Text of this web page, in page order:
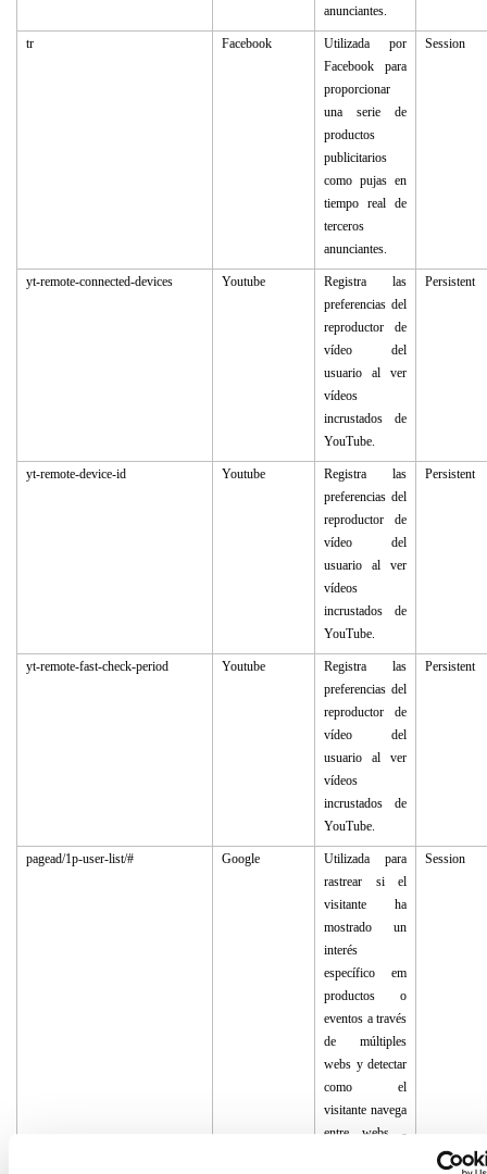
anunciantes.
tr Facebook
Utilizada por
Facebook para
proporcionar
una serie de
productos
publicitarios
como pujas en
tiempo real de
terceros
anunciantes.
Session
yt-remote-connected-devices Youtube
Registra las
preferencias del
reproductor de
vídeo del
usuario al ver
vídeos
incrustados de
YouTube.
Persistent
yt-remote-device-id Youtube
Registra las
preferencias del
reproductor de
vídeo del
usuario al ver
vídeos
incrustados de
YouTube.
Persistent
yt-remote-fast-check-period Youtube
Registra las
preferencias del
reproductor de
vídeo del
usuario al ver
vídeos
incrustados de
YouTube.
Persistent
pagead/1p-user-list/# Google
Utilizada para
rastrear si el
visitante ha
mostrado un
interés
específico em
productos o
eventos a través
de múltiples
webs y detectar
como el
visitante navega
entre webs -
Session